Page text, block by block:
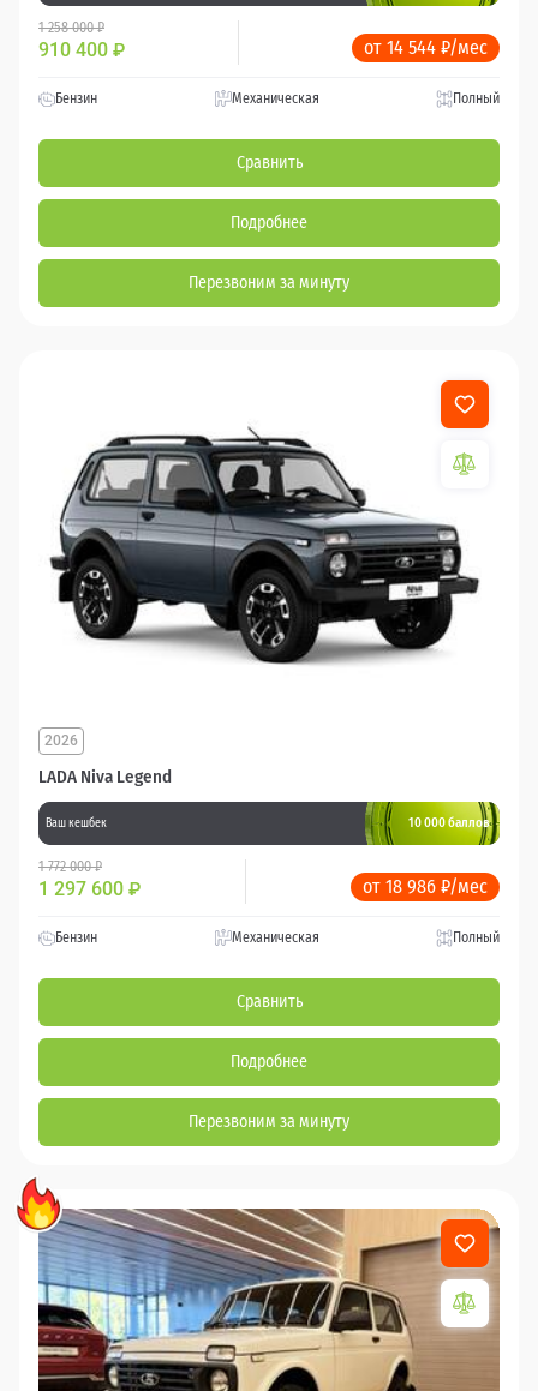
1 258 000 ₽
910 400 ₽ от 14 544 ₽/мес
Бензин Механическая Полный
Сравнить
Подробнее
Перезвоним за минуту
LADA Niva Legend
2026
Ваш кешбек 10 000 баллов
1 772 000 ₽
1 297 600 ₽ от 18 986 ₽/мес
Бензин Механическая Полный
Сравнить
Подробнее
Перезвоним за минуту